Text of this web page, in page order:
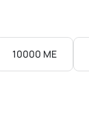
10000 МЕ